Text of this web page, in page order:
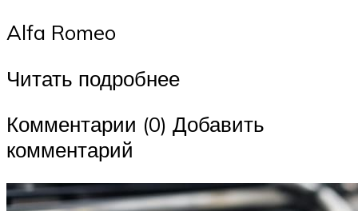
Alfa Romeo
Читать подробнее
Комментарии (0) Добавить
комментарий